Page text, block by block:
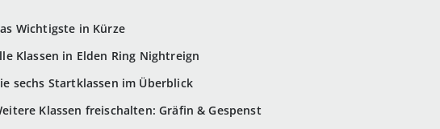
Wichtigste in Kürze
Klassen in Elden Ring Nightreign
sechs Startklassen im Überblick
Klassen freischalten: Gräfin & Gespenst